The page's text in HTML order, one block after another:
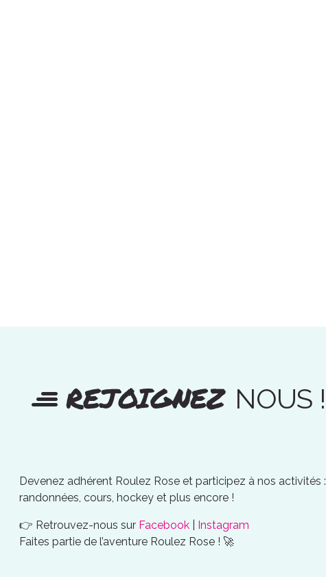
REJOIGNEZ NOUS !
Devenez adhérent Roulez Rose et participez à nos activités :
randonnées, cours, hockey et plus encore !
👉 Retrouvez-nous sur Facebook
Instagram
Faites partie de l’aventure Roulez Rose ! 🚀